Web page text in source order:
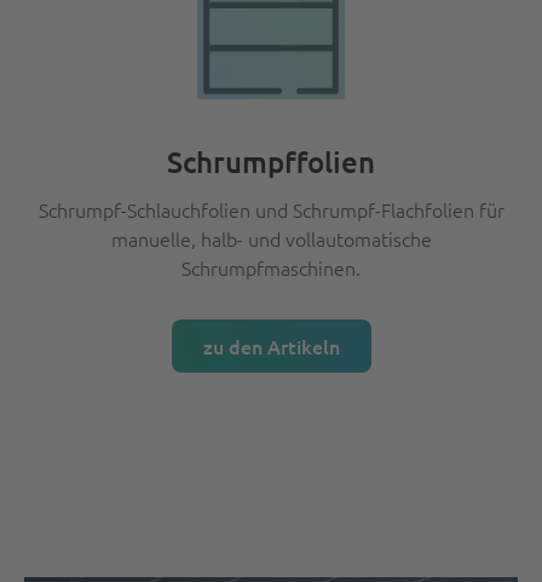
Schrumpffolien
Schrumpf-Schlauchfolien und Schrumpf-Flachfolien für
manuelle, halb- und vollautomatische
Schrumpfmaschinen.
zu den Artikeln